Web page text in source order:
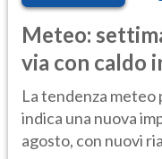
Meteo:
via con caldo
temporale
La tendenza
indica una nuova
agosto, con nuovi